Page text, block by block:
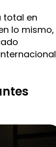
total en
lo mismo,